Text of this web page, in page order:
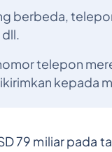
berbeda,
telepon
kepada
79 miliar pada